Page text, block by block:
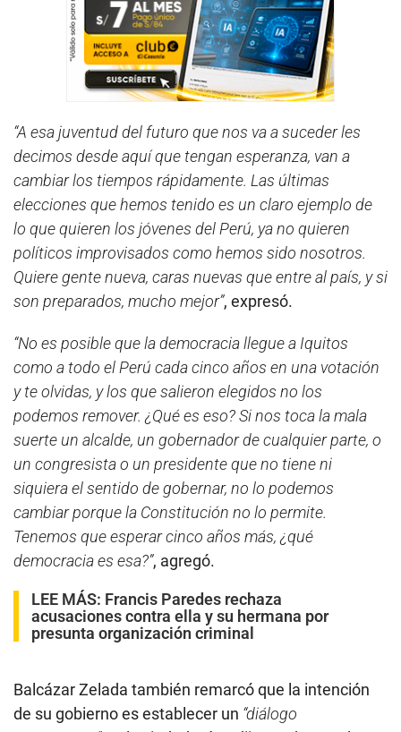
“A esa juventud del futuro que nos va a suceder les
decimos desde aquí que tengan esperanza, van a
cambiar los tiempos rápidamente. Las últimas
elecciones que hemos tenido es un claro ejemplo de
lo que quieren los jóvenes del Perú, ya no quieren
políticos improvisados como hemos sido nosotros.
Quiere gente nueva, caras nuevas que entre al país, y si
son preparados, mucho mejor”, expresó.
“No es posible que la democracia llegue a Iquitos
como a todo el Perú cada cinco años en una votación
y te olvidas, y los que salieron elegidos no los
podemos remover. ¿Qué es eso? Si nos toca la mala
suerte un alcalde, un gobernador de cualquier parte, o
un congresista o un presidente que no tiene ni
siquiera el sentido de gobernar, no lo podemos
cambiar porque la Constitución no lo permite.
Tenemos que esperar cinco años más, ¿qué
democracia es esa?”, agregó.
LEE MÁS: Francis Paredes rechaza
acusaciones contra ella y su hermana por
presunta organización criminal
Balcázar Zelada también remarcó que la intención
de su gobierno es establecer un “diálogo